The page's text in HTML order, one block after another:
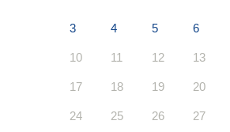
3 4 5 6
10 11 12 13
17 18 19 20
24 25 26 27